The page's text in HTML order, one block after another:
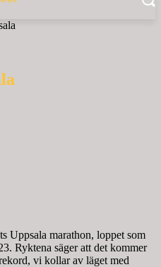
Uppsala marathon, loppet som
Ryktena säger att det kommer
vi kollar av läget med